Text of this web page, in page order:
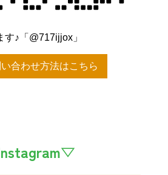
す♪「@717ijjox」
合わせ方法はこちら